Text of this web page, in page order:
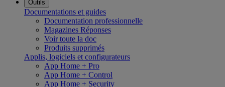
Outils
Documentations et guides
Documentation professionnelle
Magazines Réponses
Voir toute la doc
Produits supprimés
Applis, logiciels et configurateurs
App Home + Pro
App Home + Control
App Home + Security